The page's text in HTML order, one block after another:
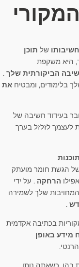
של תוכן
היא משקפת
הביקורתית שלך .
בלימודים, ומבטיח את
בעידוד חשיבה של
לעצמך לזלזל בערך
הגשת חומר מועתק
הרחקה . על ידי
שלך לשמירה
.
בכתיבה אקדמית
מידע באופן